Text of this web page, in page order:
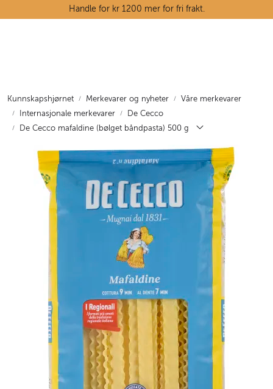
Skip to main contentHandle for kr 1200 mer for fri frakt.
Kunnskapshjørnet Merkevarer og nyheter
Våre merkevarer
Internasjonale merkevarer
De Cecco
De Cecco mafaldine (bølget båndpasta) 500 g
Tørrvarehylla
Grøntavdelingen
Oppskrifter
Kunnskapshjørnet